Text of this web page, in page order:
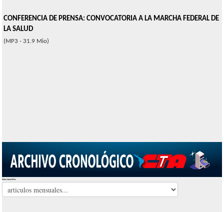
CONFERENCIA DE PRENSA: CONVOCATORIA A LA MARCHA FEDERAL DE
LA SALUD
(MP3 - 31.9 Mio)
Seleccionar Mes